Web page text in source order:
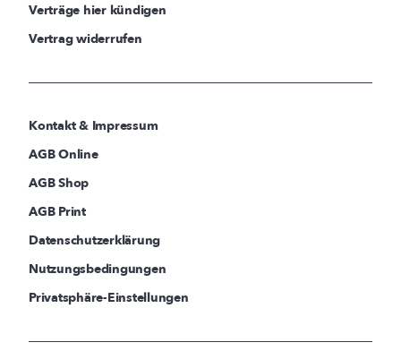
Verträge hier kündigen
Vertrag widerrufen
Kontakt & Impressum
AGB Online
AGB Shop
AGB Print
Datenschutzerklärung
Nutzungsbedingungen
Privatsphäre-Einstellungen